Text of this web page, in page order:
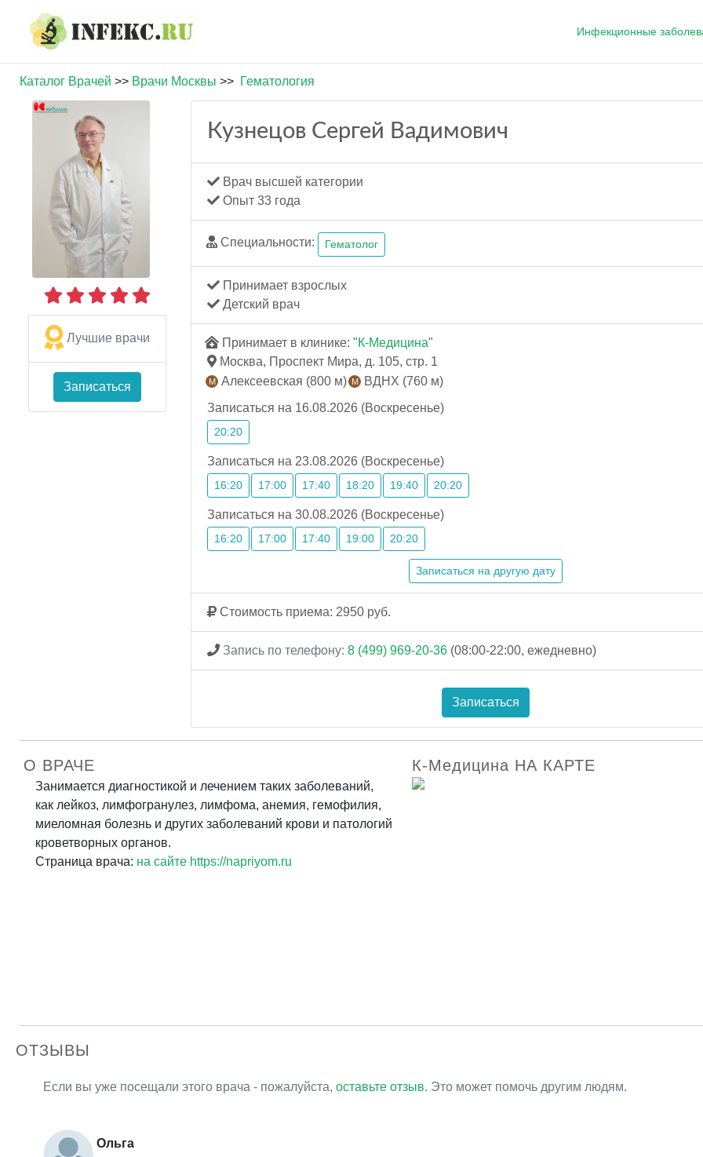
Инфекционные
Каталог Врачей >> Врачи Москвы >> Гематология
Лучшие врачи
Записаться
Кузнецов Сергей Вадимович
Врач высшей категории
Опыт 33 года
Специальности: Гематолог
Принимает взрослых
Детский врач
Принимает в клинике: "К-Медицина"
Москва, Проспект Мира, д. 105, стр. 1
Алексеевская (800 м)
ВДНХ (760 м)
Записаться на 16.08.2026 (Воскресенье)
20:20
Записаться на 23.08.2026 (Воскресенье)
16:20 17:00 17:40 18:20 19:40 20:20
Записаться на 30.08.2026 (Воскресенье)
16:20 17:00 17:40 19:00 20:20
Записаться на другую дату
Стоимость приема: 2950 руб.
Запись по телефону: 8 (499) 969-20-36 (08:00-22:00, ежедневно)
Записаться
О ВРАЧЕ
Занимается диагностикой и лечением таких заболеваний,
как лейкоз, лимфогранулез, лимфома, анемия, гемофилия,
миеломная болезнь и других заболеваний крови и патологий
кроветворных органов.
Страница врача: на сайте https://napriyom.ru
К-Медицина НА КАРТЕ
ОТЗЫВЫ
Если вы уже посещали этого врача - пожалуйста, оставьте отзыв. Это может помочь другим людям.
Ольга